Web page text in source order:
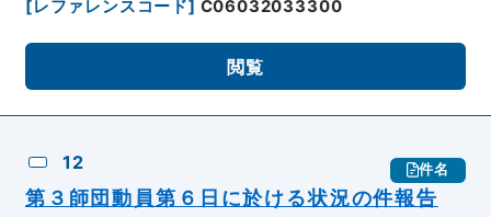
[レファレンスコード] C06032033300
閲覧
12 件名
第３師団動員第６日に於ける状況の件報告